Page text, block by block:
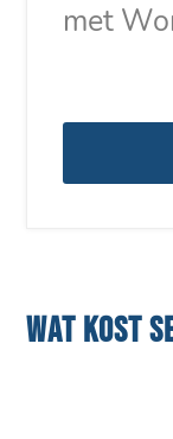
met
WAT KOST